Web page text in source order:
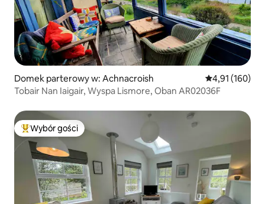
Domek parterowy w: Achnacroish Średnia
4,91 (160)
Tobair Nan Iaigair, Wyspa Lismore, Oban AR02036F
Najpopularniejsze z kategorii Wybór gości
Wybór gości